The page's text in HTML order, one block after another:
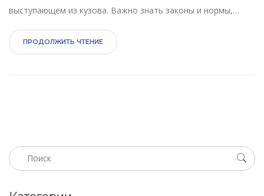
выступающем из кузова. Важно знать законы и нормы,
Информация о том, сколько метров груза может выступать
ПРОДОЛЖИТЬ ЧТЕНИЕ